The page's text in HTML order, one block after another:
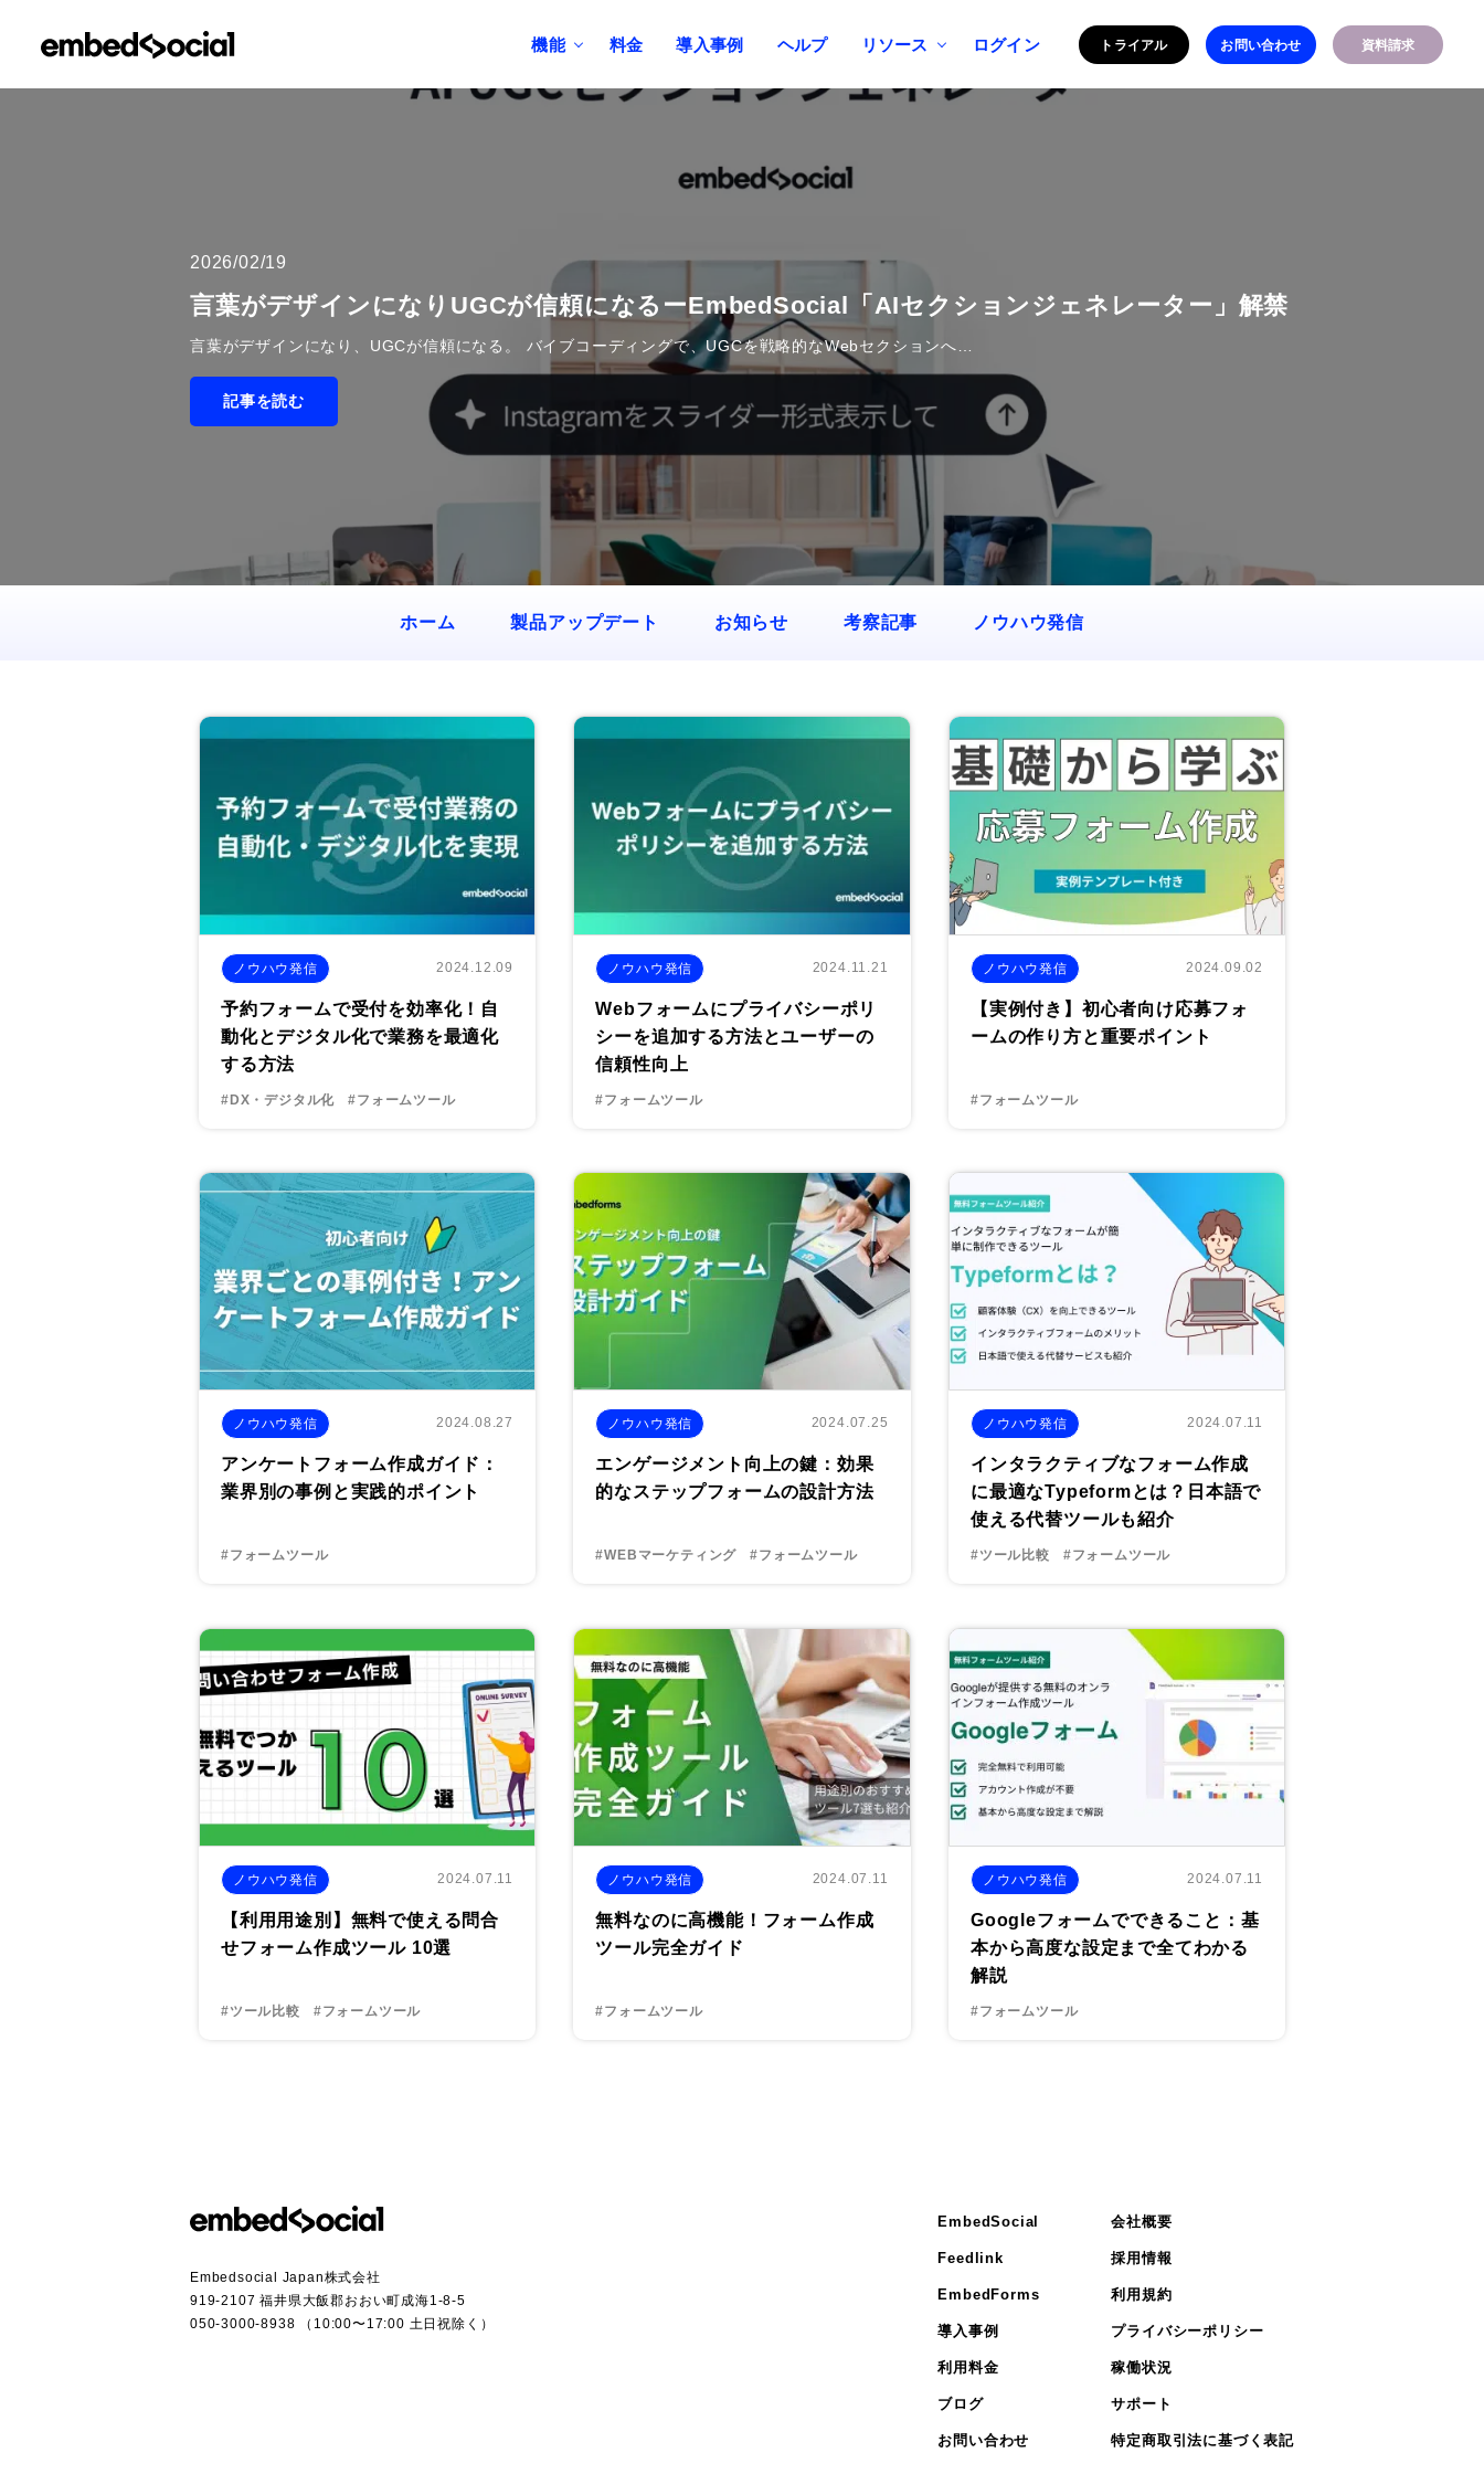
機能 料金 導入事例 ヘルプ リソース ログイン トライアル お問い合わせ 資料請求
2026/02/19
言葉がデザインになりUGCが信頼になるーEmbedSocial「AIセクションジェネレーター」解禁
言葉がデザインになり、UGCが信頼になる。 バイブコーディングで、UGCを戦略的なWebセクションへ…
記事を読む
ホーム 製品アップデート お知らせ 考察記事 ノウハウ発信
ノウハウ発信 2024.12.09
予約フォームで受付を効率化！自
動化とデジタル化で業務を最適化
する方法
#DX・デジタル化 #フォームツール
ノウハウ発信 2024.11.21
Webフォームにプライバシーポリ
シーを追加する方法とユーザーの
信頼性向上
#フォームツール
ノウハウ発信 2024.09.02
【実例付き】初心者向け応募フォ
ームの作り方と重要ポイント
#フォームツール
ノウハウ発信 2024.08.27
アンケートフォーム作成ガイド：
業界別の事例と実践的ポイント
#フォームツール
ノウハウ発信 2024.07.25
エンゲージメント向上の鍵：効果
的なステップフォームの設計方法
#WEBマーケティング #フォームツール
ノウハウ発信 2024.07.11
インタラクティブなフォーム作成
に最適なTypeformとは？日本語で
使える代替ツールも紹介
#ツール比較 #フォームツール
ノウハウ発信 2024.07.11
【利用用途別】無料で使える問合
せフォーム作成ツール 10選
#ツール比較 #フォームツール
ノウハウ発信 2024.07.11
無料なのに高機能！フォーム作成
ツール完全ガイド
#フォームツール
ノウハウ発信 2024.07.11
Googleフォームでできること：基
本から高度な設定まで全てわかる
解説
#フォームツール
Embedsocial Japan株式会社
919-2107 福井県大飯郡おおい町成海1-8-5
050-3000-8938 （10:00〜17:00 土日祝除く）
EmbedSocial
Feedlink
EmbedForms
導入事例
利用料金
ブログ
お問い合わせ
会社概要
採用情報
利用規約
プライバシーポリシー
稼働状況
サポート
特定商取引法に基づく表記